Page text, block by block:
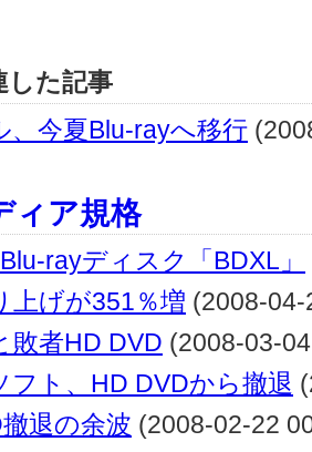
した記事
、今夏Blu-rayへ移行
ィア規格
rayディスク「BDXL」
上げが351％増 (2008-
敗者HD DVD (2008-03-
フト、HD DVDから撤退
退の余波 (2008-02-22